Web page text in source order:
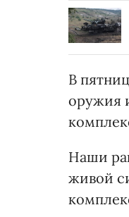
В
оружия
Наши
живой